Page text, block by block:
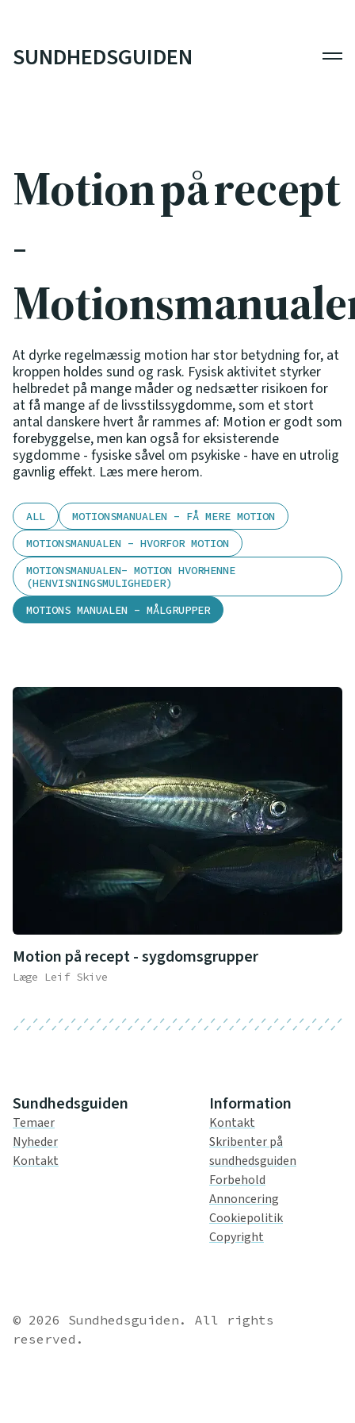
SUNDHEDSGUIDEN
Motion på recept
-
At dyrke regelmæssig motion har stor betydning for, at
kroppen holdes sund og rask. Fysisk aktivitet styrker
helbredet på mange måder og nedsætter risikoen for
at få mange af de livsstilssygdomme, som et stort
antal danskere hvert år rammes af: Motion er godt som
forebyggelse, men kan også for eksisterende
sygdomme - fysiske såvel om psykiske - have en utrolig
gavnlig effekt. Læs mere herom.
ALL
MOTIONSMANUALEN - FÅ MERE MOTION
MOTIONSMANUALEN - HVORFOR MOTION
MOTIONSMANUALEN- MOTION HVORHENNE
(HENVISNINGSMULIGHEDER)
MOTIONS MANUALEN - MÅLGRUPPER
Motion på recept - sygdomsgrupper
Læge Leif Skive
Sundhedsguiden
Temaer
Nyheder
Kontakt
Information
Kontakt
Skribenter på
sundhedsguiden
Forbehold
Annoncering
Cookiepolitik
Copyright
© 2026 Sundhedsguiden. All rights
reserved.